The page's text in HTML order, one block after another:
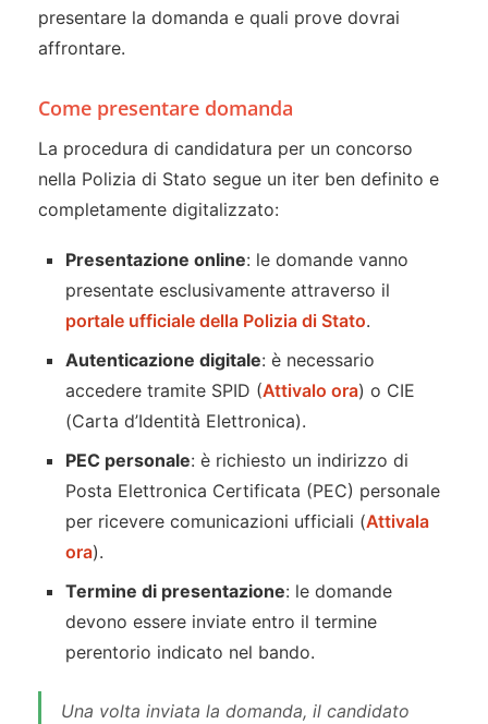
presentare la domanda e quali prove dovrai
affrontare.
Come presentare domanda
La procedura di candidatura per un concorso
nella Polizia di Stato segue un iter ben definito e
completamente digitalizzato:
Presentazione online: le domande vanno
presentate esclusivamente attraverso il
portale ufficiale della Polizia di Stato.
Autenticazione digitale: è necessario
accedere tramite SPID (Attivalo ora) o CIE
(Carta d’Identità Elettronica).
PEC personale: è richiesto un indirizzo di
Posta Elettronica Certificata (PEC) personale
per ricevere comunicazioni ufficiali (Attivala
ora).
Termine di presentazione: le domande
devono essere inviate entro il termine
perentorio indicato nel bando.
Una volta inviata la domanda, il candidato